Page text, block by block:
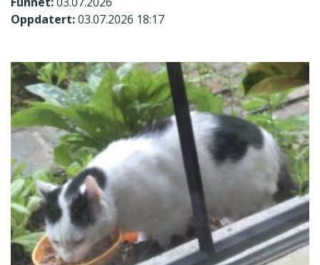
Oppdatert:03.07.2026 18:17